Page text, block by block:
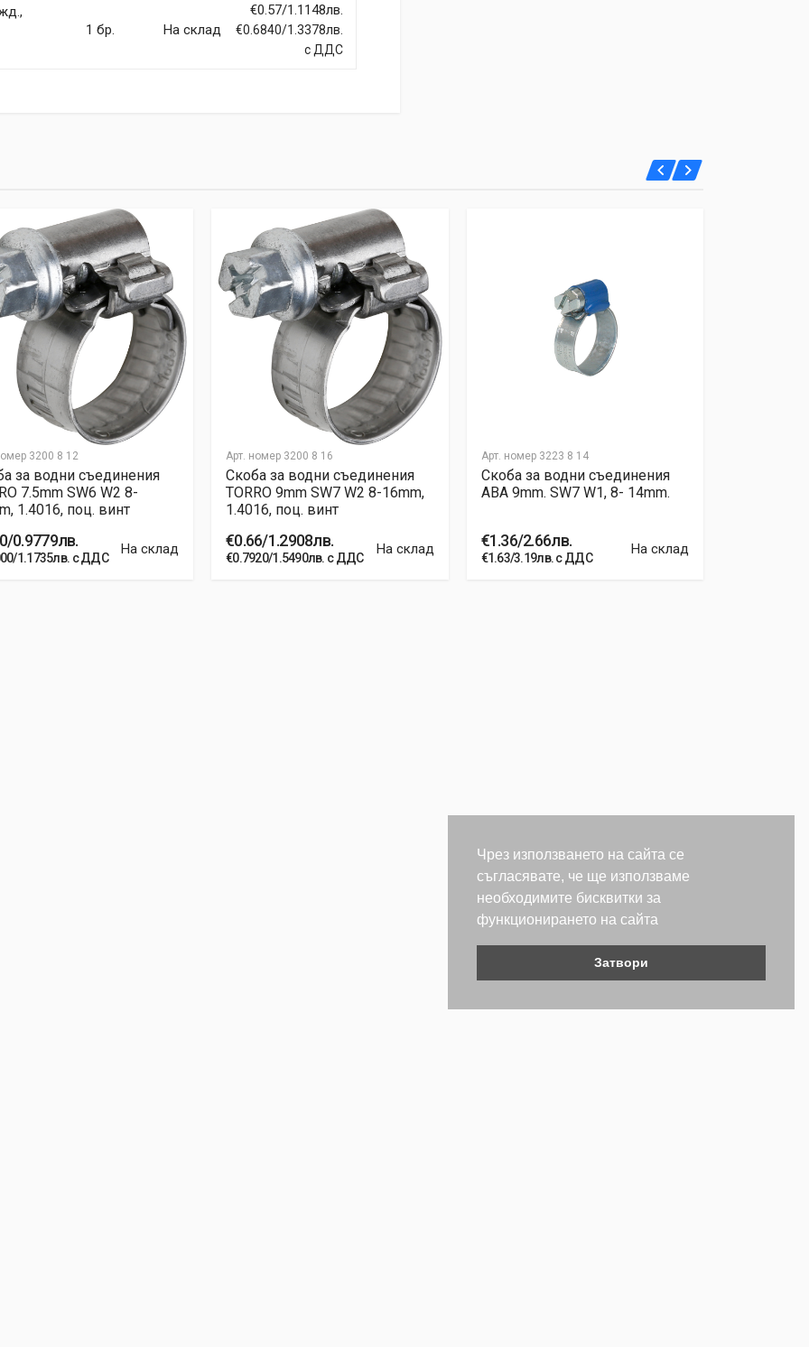
Чрез използването на сайта се
съгласявате, че ще използваме
необходимите бисквитки за
функционирането на сайта
Затвори
1 бр. На склад
€0.57/1.1148лв.
€0.6840/1.3378лв.
с ДДС
3200 8 12
за водни съединения
7.5mm SW6 W2 8-
1.4016, поц. винт
0.9779лв.
1.1735лв. с ДДС
На склад
Арт. номер 3200 8 16
Скоба за водни съединения
TORRО 9mm SW7 W2 8-16mm,
1.4016, поц. винт
€0.66/1.2908лв.
€0.7920/1.5490лв. с ДДС
На склад
Арт. номер3223 8 14
Скоба за водни съединения
ABA 9mm. SW7 W1, 8- 14mm.
€1.36/2.66лв.
€1.63/3.19лв. с ДДС
На склад